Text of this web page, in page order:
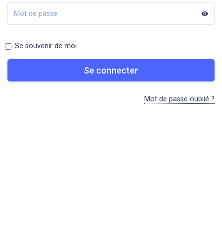
Se souvenir de moi
Se connecter
Mot de passe oublié ?